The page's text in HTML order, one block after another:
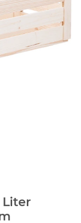
Liter